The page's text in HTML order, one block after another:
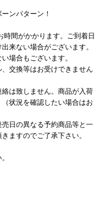
ンパターン！
間がかかります。ご到着日
来ない場合がございます。
場合もございます。
交換等はお受けできません
は致しません。商品が入荷
状況を確認したい場合はお
日の異なる予約商品等と一
ますのでご了承下さい。